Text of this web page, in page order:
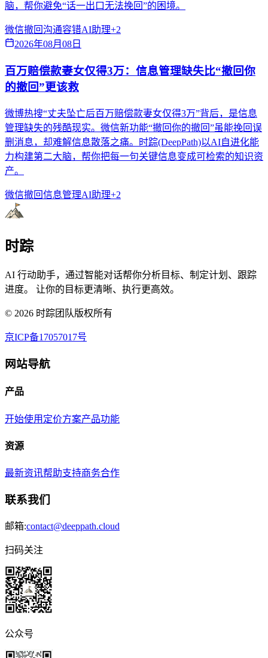
脑，帮你避免“话一出口无法挽回”的困境。
微信撤回沟通容错AI助理+2
2026年08月08日
百万赔偿款妻女仅得3万：信息管理缺失比“撤回你
的撤回”更该救
微博热搜“丈夫坠亡后百万赔偿款妻女仅得3万”背后，是信息
管理缺失的残酷现实。微信新功能“撤回你的撤回”虽能挽回误
删消息，却难解信息散落之痛。时踪(DeepPath)以AI自进化能
力构建第二大脑，帮你把每一句关键信息变成可检索的知识资
产。
微信撤回信息管理AI助理+2
时踪
AI 行动助手，通过智能对话帮你分析目标、制定计划、跟踪
进度。 让你的目标更清晰、执行更高效。
© 2026 时踪团队版权所有
京ICP备17057017号
网站导航
产品
开始使用 定价方案产品功能
资源
最新资讯帮助支持商务合作
联系我们
邮箱:contact@deeppath.cloud
扫码关注
公众号